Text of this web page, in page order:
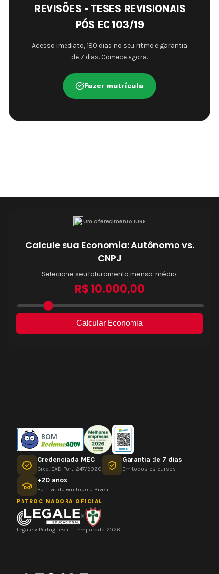
REVISÕES - TESES REVISIONAIS
PÓS EC 103/19
Acesso imediato, 180 dias no seu ritmo e garantia
de 7 dias. Comece agora.
Fazer matrícula
BOM
Credenciada MEC
Cred. EAD Port. 247/2020
Garantia de 7 dias
Em todos os cursos
+20 anos
Formando em todo o Brasil
PATROCINADORA OFICIAL
×
Legale × Portuguesa — temporada 2026